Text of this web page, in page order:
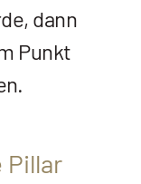
dann
Punkt
Pillar